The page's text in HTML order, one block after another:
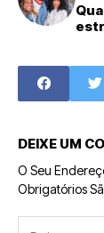
DEIXE UM
O Seu
Obrigatórios